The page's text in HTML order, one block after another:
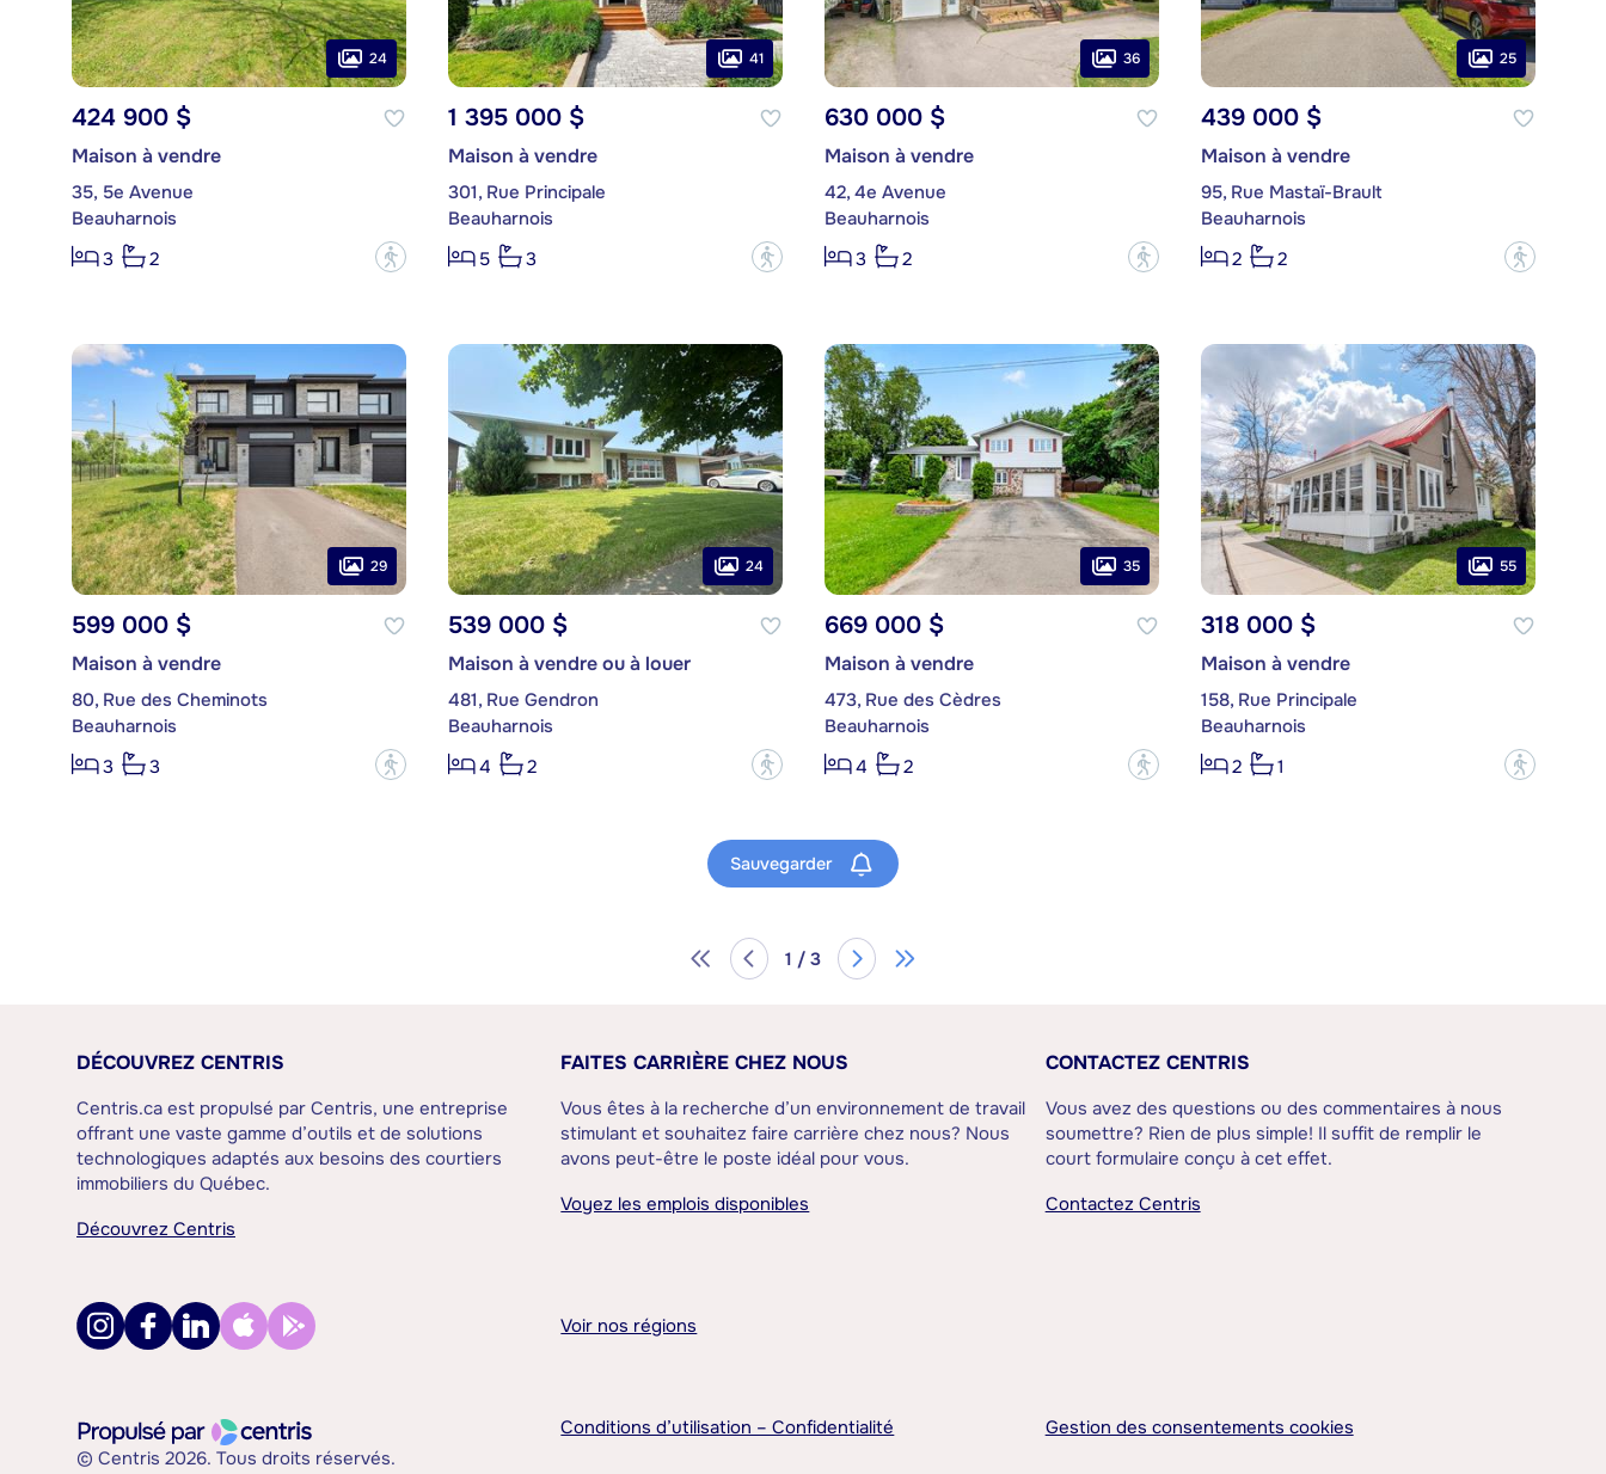
24
424 900 $
Maison à vendre
35, 5e Avenue
Beauharnois
3
2 ?
41
1 395 000 $
Maison à vendre
301, Rue Principale
Beauharnois
5
3 ?
36
630 000 $
Maison à vendre
42, 4e Avenue
Beauharnois
3
2 ?
25
439 000 $
Maison à vendre
95, Rue Mastaï-Brault
Beauharnois
2
2 ?
29
599 000 $
Maison à vendre
80, Rue des Cheminots
Beauharnois
3
3 ?
24
539 000 $
Maison à vendre ou à louer
481, Rue Gendron
Beauharnois
4
2 ?
35
669 000 $
Maison à vendre
473, Rue des Cèdres
Beauharnois
4
2 ?
55
318 000 $
Maison à vendre
158, Rue Principale
Beauharnois
2
1 ?
Sauvegarder
1 / 3
DÉCOUVREZ CENTRIS
Centris.ca est propulsé par Centris, une entreprise
offrant une vaste gamme d’outils et de solutions
technologiques adaptés aux besoins des courtiers
immobiliers du Québec.
Découvrez Centris
FAITES CARRIÈRE CHEZ NOUS
Vous êtes à la recherche d’un environnement de travail
stimulant et souhaitez faire carrière chez nous? Nous
avons peut-être le poste idéal pour vous.
Voyez les emplois disponibles
CONTACTEZ CENTRIS
Vous avez des questions ou des commentaires à nous
soumettre? Rien de plus simple! Il suffit de remplir le
court formulaire conçu à cet effet.
Contactez Centris
Voir nos régions
© Centris 2026. Tous droits réservés.
Conditions d’utilisation – Confidentialité Gestion des consentements cookies